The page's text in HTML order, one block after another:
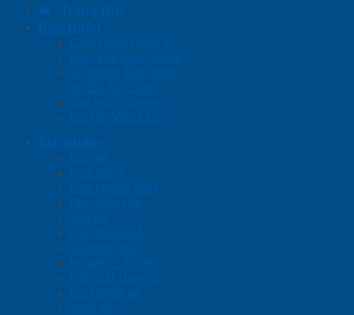
Trang chủ
Giới thiệu
Giới Thiệu Công Ty
Lĩnh Vực Hoạt Động
Sứ Mệnh Tầm Nhìn
Sơ Đồ Tổ Chức
Văn Hóa Công ty
Cơ Hội Việc Làm
Sản phẩm
Cửa gỗ
Cửa nhựa
Cửa chống cháy
Phụ kiện cửa
Sàn gỗ
Cầu thang gỗ
Giường ngủ
Kệ bếp – Tủ bếp
Nội thất trang trí
Ốp tường gỗ
Vách gỗ